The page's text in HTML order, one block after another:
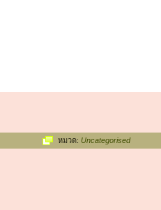
หมวด: Uncategorised